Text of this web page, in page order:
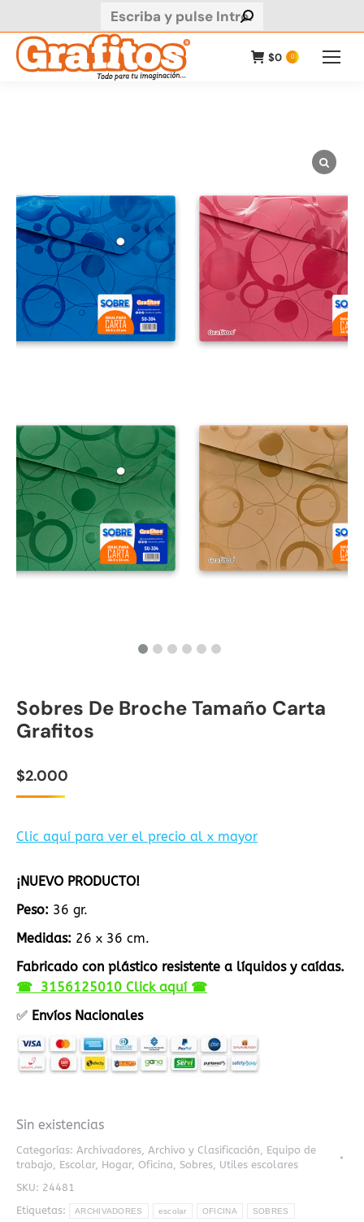
Buscar:
$0 0
Sobres De Broche Tamaño Carta
Grafitos
$2.000
Clic aquí para ver el precio al x mayor
¡NUEVO PRODUCTO!
Peso: 36 gr.
Medidas: 26 x 36 cm.
Fabricado con plástico resistente a líquidos y caídas.
☎ 3156125010 Click aquí ☎
✅ Envíos Nacionales
Sin existencias
Categorías: Archivadores, Archivo y Clasificación, Equipo de
trabajo, Escolar, Hogar, Oficina, Sobres, Utiles escolares
SKU: 24481
Etiquetas:
ARCHIVADORES escolar OFICINA SOBRES